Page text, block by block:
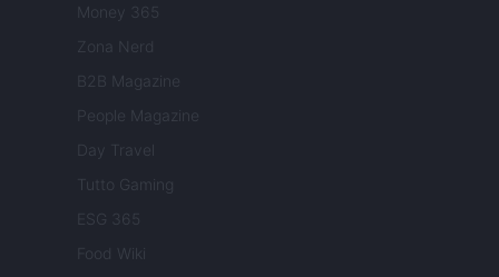
Money 365
Zona Nerd
B2B Magazine
People Magazine
Day Travel
Tutto Gaming
ESG 365
Food Wiki